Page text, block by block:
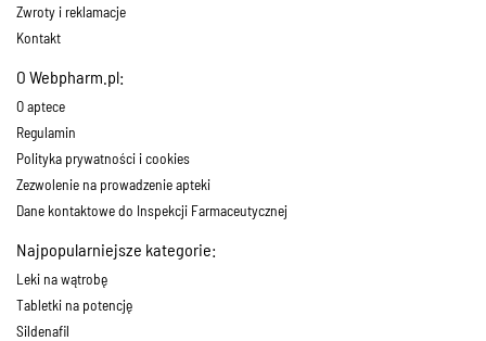
Zwroty i reklamacje
Kontakt
O Webpharm.pl:
O aptece
Regulamin
Polityka prywatności i cookies
Zezwolenie na prowadzenie apteki
Dane kontaktowe do Inspekcji Farmaceutycznej
Najpopularniejsze kategorie:
Leki na wątrobę
Tabletki na potencję
Sildenafil